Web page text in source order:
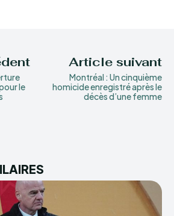
le
Article suivant
Montréal : Un cinquième
homicide enregistré après le
décès d’une femme